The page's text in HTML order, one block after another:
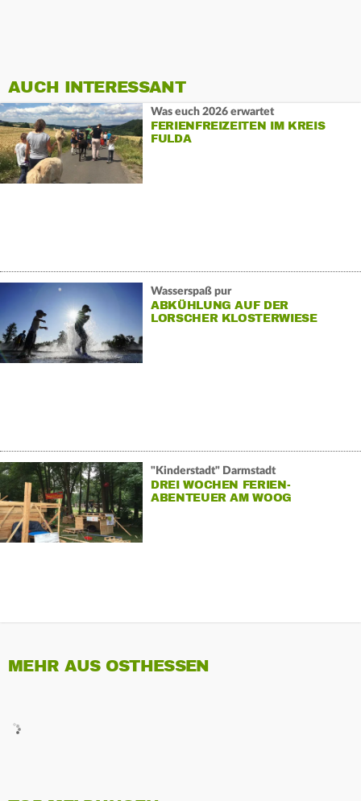
AUCH INTERESSANT
Was euch 2026 erwartet
FERIENFREIZEITEN IM KREIS
FULDA
Wasserspaß pur
ABKÜHLUNG AUF DER
LORSCHER KLOSTERWIESE
"Kinderstadt" Darmstadt
DREI WOCHEN FERIEN-
ABENTEUER AM WOOG
MEHR AUS OSTHESSEN